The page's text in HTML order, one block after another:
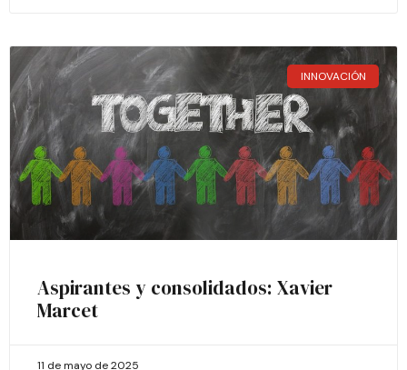
INNOVACIÓN
Aspirantes y consolidados: Xavier
Marcet
11 de mayo de 2025